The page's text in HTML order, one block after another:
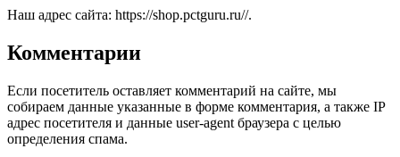
Наш адрес сайта: https://shop.pctguru.ru//.
Комментарии
Если посетитель оставляет комментарий на сайте, мы
собираем данные указанные в форме комментария, а также IP
адрес посетителя и данные user-agent браузера с целью
определения спама.